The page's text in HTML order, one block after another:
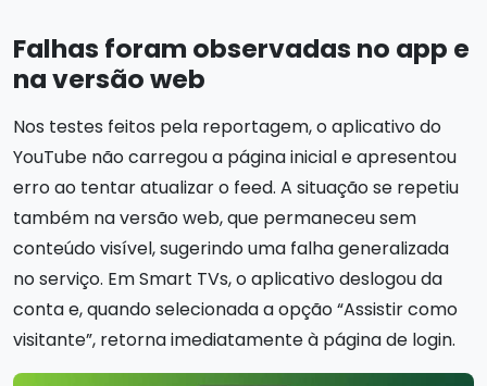
Falhas foram observadas no app e
na versão web
Nos testes feitos pela reportagem, o aplicativo do
YouTube não carregou a página inicial e apresentou
erro ao tentar atualizar o feed. A situação se repetiu
também na versão web, que permaneceu sem
conteúdo visível, sugerindo uma falha generalizada
no serviço. Em Smart TVs, o aplicativo deslogou da
conta e, quando selecionada a opção “Assistir como
visitante”, retorna imediatamente à página de login.